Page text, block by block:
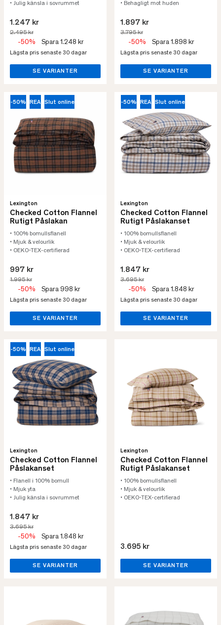
• Julig känsla i sovrummet
1.247 kr
2.495 kr
-50% Spara 1.248 kr
Lägsta pris senaste 30 dagar
SE VARIANTER
• Behagligt mot huden
1.897 kr
3.795 kr
-50% Spara 1.898 kr
Lägsta pris senaste 30 dagar
SE VARIANTER
-50% REA Slut online
Lexington
Checked Cotton Flannel
Rutigt Påslakan
• 100% bomullsflanell
• Mjuk & velourlik
• OEKO-TEX-certifierad
997 kr
1.995 kr
-50% Spara 998 kr
Lägsta pris senaste 30 dagar
SE VARIANTER
-50% REA Slut online
Lexington
Checked Cotton Flannel
Rutigt Påslakanset
• 100% bomullsflanell
• Mjuk & velourlik
• OEKO-TEX-certifierad
1.847 kr
3.695 kr
-50% Spara 1.848 kr
Lägsta pris senaste 30 dagar
SE VARIANTER
-50% REA Slut online
Lexington
Checked Cotton Flannel
Påslakanset
• Flanell i 100% bomull
• Mjuk yta
• Julig känsla i sovrummet
1.847 kr
3.695 kr
-50% Spara 1.848 kr
Lägsta pris senaste 30 dagar
SE VARIANTER
Lexington
Checked Cotton Flannel
Rutigt Påslakanset
• 100% bomullsflanell
• Mjuk & velourlik
• OEKO-TEX-certifierad
3.695 kr
SE VARIANTER